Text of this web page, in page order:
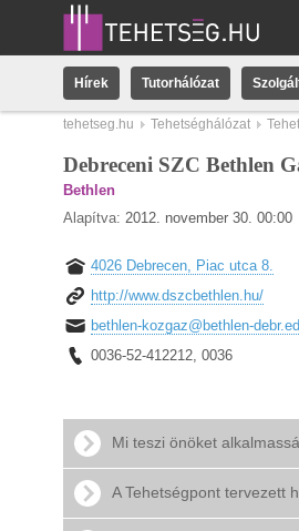
Hírek Tutorhálózat
tehetseg.hu Tehetséghálózat
Debreceni SZC Bethlen
Bethlen
Alapítva: 2012. november 30. 00:00
4026 Debrecen, Piac utca 8.
http://www.dszcbethlen.hu/
bethlen-kozgaz@bethlen-
0036-52-412212, 0036
Mi teszi önöket
A Tehetségpont tervezett